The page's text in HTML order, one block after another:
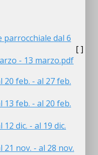
- 13 marzo.pdf
[ ]
feb. - al 27 feb.
feb. - al 20 feb.
dic. - al 19 dic.
nov. - al 28 nov.